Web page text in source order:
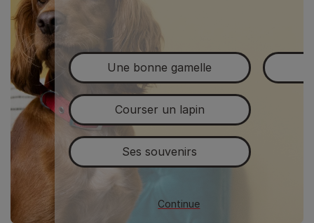
Une bonne gamelle
Courser un lapin
Ses souvenirs
Continue